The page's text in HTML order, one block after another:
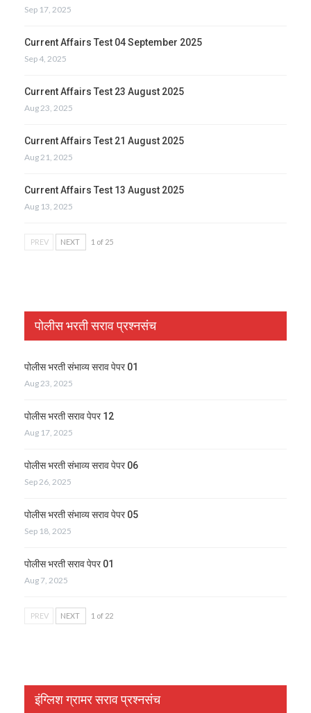
Sep 17, 2025
Current Affairs Test 04 September 2025
Sep 4, 2025
Current Affairs Test 23 August 2025
Aug 23, 2025
Current Affairs Test 21 August 2025
Aug 21, 2025
Current Affairs Test 13 August 2025
Aug 13, 2025
PREV NEXT 1 of 25
पोलीस भरती सराव प्रश्नसंच
पोलीस भरती संभाव्य सराव पेपर 01
Aug 23, 2025
पोलीस भरती सराव पेपर 12
Aug 17, 2025
पोलीस भरती संभाव्य सराव पेपर 06
Sep 26, 2025
पोलीस भरती संभाव्य सराव पेपर 05
Sep 18, 2025
पोलीस भरती सराव पेपर 01
Aug 7, 2025
PREV NEXT 1 of 22
इंग्लिश ग्रामर सराव प्रश्नसंच